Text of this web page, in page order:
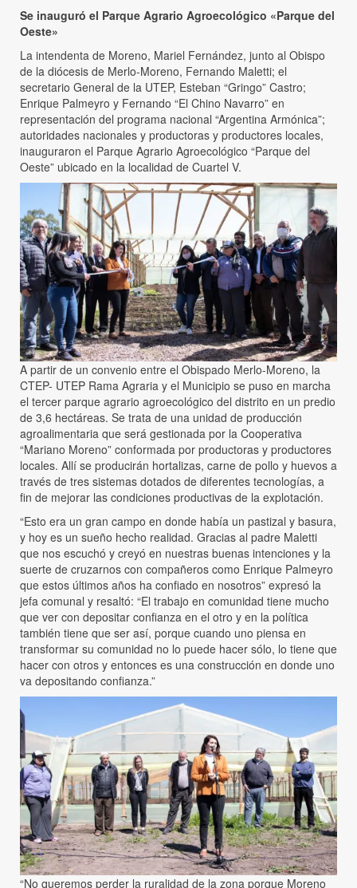
Se inauguró el Parque Agrario Agroecológico «Parque del
Oeste»
La intendenta de Moreno, Mariel Fernández, junto al Obispo
de la diócesis de Merlo-Moreno, Fernando Maletti; el
secretario General de la UTEP, Esteban “Gringo” Castro;
Enrique Palmeyro y Fernando “El Chino Navarro” en
representación del programa nacional “Argentina Armónica”;
autoridades nacionales y productoras y productores locales,
inauguraron el Parque Agrario Agroecológico “Parque del
Oeste” ubicado en la localidad de Cuartel V.
A partir de un convenio entre el Obispado Merlo-Moreno, la
CTEP- UTEP Rama Agraria y el Municipio se puso en marcha
el tercer parque agrario agroecológico del distrito en un predio
de 3,6 hectáreas. Se trata de una unidad de producción
agroalimentaria que será gestionada por la Cooperativa
“Mariano Moreno” conformada por productoras y productores
locales. Allí se producirán hortalizas, carne de pollo y huevos a
través de tres sistemas dotados de diferentes tecnologías, a
fin de mejorar las condiciones productivas de la explotación.
“Esto era un gran campo en donde había un pastizal y basura,
y hoy es un sueño hecho realidad. Gracias al padre Maletti
que nos escuchó y creyó en nuestras buenas intenciones y la
suerte de cruzarnos con compañeros como Enrique Palmeyro
que estos últimos años ha confiado en nosotros” expresó la
jefa comunal y resaltó: “El trabajo en comunidad tiene mucho
que ver con depositar confianza en el otro y en la política
también tiene que ser así, porque cuando uno piensa en
transformar su comunidad no lo puede hacer sólo, lo tiene que
hacer con otros y entonces es una construcción en donde uno
va depositando confianza.”
“No queremos perder la ruralidad de la zona porque Moreno